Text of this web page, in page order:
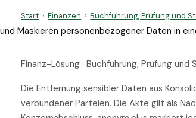
Start › Finanzen › Buchführung, Prüfung und
Maskieren personenbezogener Daten in
Finanz-Lösung · Buchführung, Prüfung
Die Entfernung sensibler Daten aus
verbundener Parteien. Die Akte gilt als